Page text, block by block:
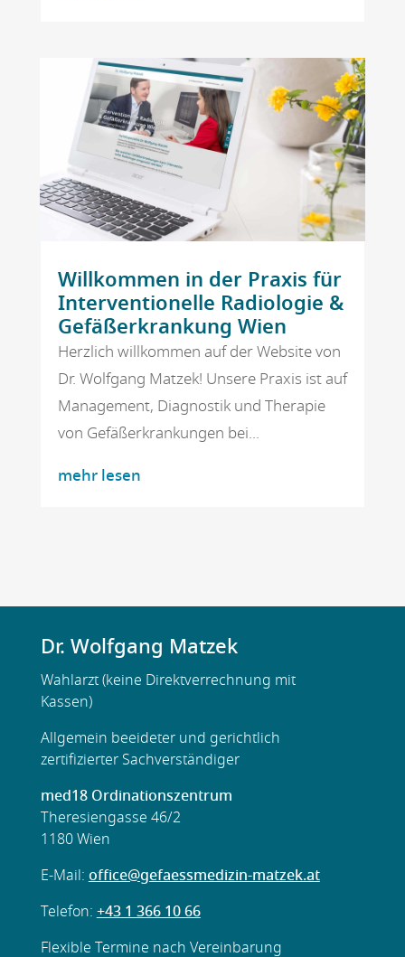
Willkommen in der Praxis für
Interventionelle Radiologie &
Gefäßerkrankung Wien
Herzlich willkommen auf der Website von
Dr. Wolfgang Matzek! Unsere Praxis ist auf
Management, Diagnostik und Therapie
von Gefäßerkrankungen bei...
mehr lesen
Dr. Wolfgang Matzek
Wahlarzt (keine Direktverrechnung mit
Kassen)
Allgemein beeideter und gerichtlich
zertifizierter Sachverständiger
med18 Ordinationszentrum
Theresiengasse 46/2
1180 Wien
E-Mail: office@gefaessmedizin-matzek.at
Telefon: +43 1 366 10 66
Flexible Termine nach Vereinbarung